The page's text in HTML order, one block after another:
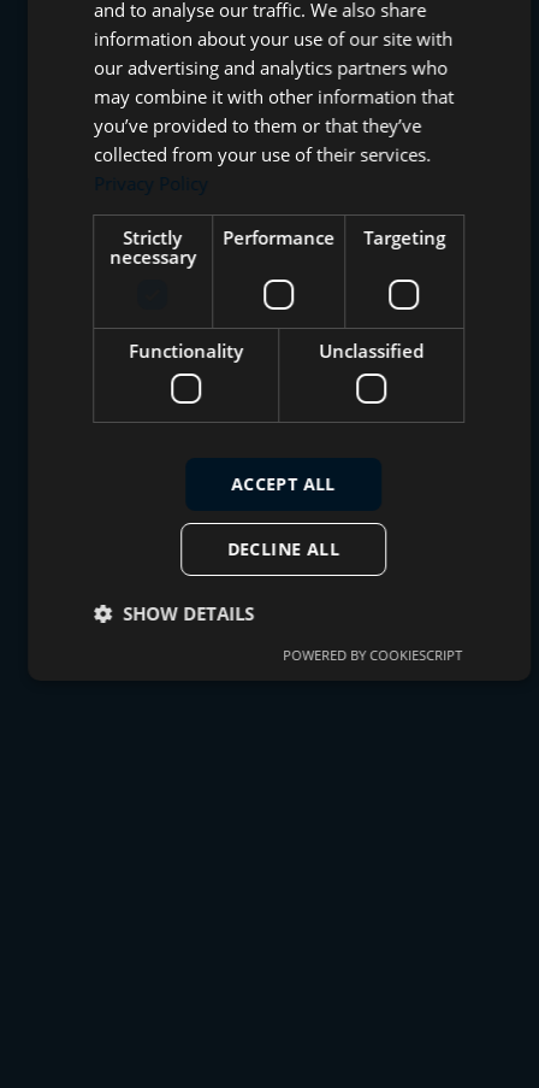
and to analyse our traffic. We also share
information about your use of our site with
our advertising and analytics partners who
may combine it with other information that
you’ve provided to them or that they’ve
collected from your use of their services.
Privacy Policy
Strictly
necessary
Performance Targeting
Functionality Unclassified
ACCEPT ALL
DECLINE ALL
SHOW DETAILS
POWERED BY COOKIESCRIPT